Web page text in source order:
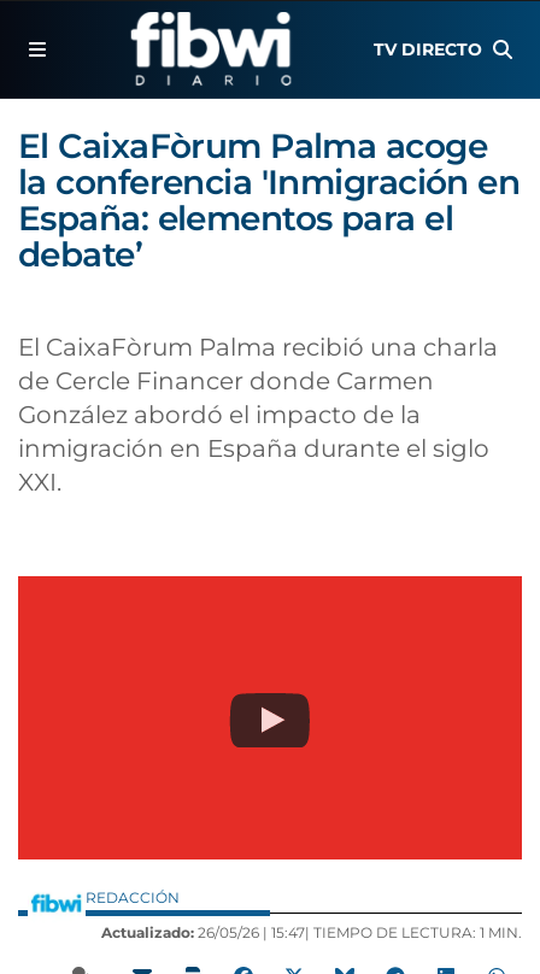
TV DIRECTO
El CaixaFòrum Palma acoge
la conferencia 'Inmigración en
España: elementos para el
debate’
El CaixaFòrum Palma recibió una charla
de Cercle Financer donde Carmen
González abordó el impacto de la
inmigración en España durante el siglo
XXI.
REDACCIÓN
Actualizado: 26/05/26 | 15:47| TIEMPO DE LECTURA: 1 MIN.